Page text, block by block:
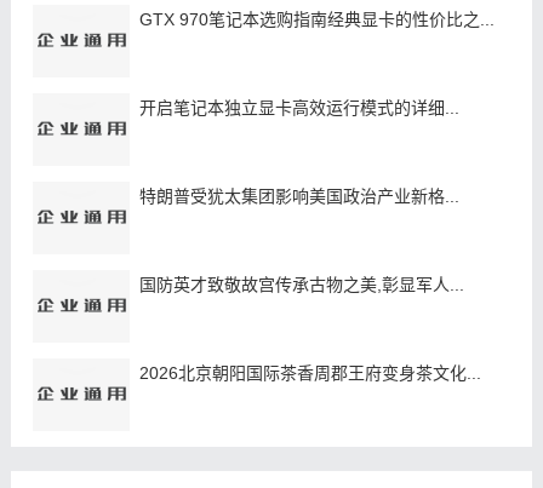
GTX 970笔记本选购指南经典显卡的性价比之...
开启笔记本独立显卡高效运行模式的详细...
特朗普受犹太集团影响美国政治产业新格...
国防英才致敬故宫传承古物之美,彰显军人...
2026北京朝阳国际茶香周郡王府变身茶文化...